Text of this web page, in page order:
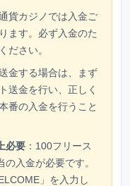
貨カジノでは入金ご
ます。必ず入金のた
ださい。
金する場合は、まず
送金を行い、正しく
番の入金を行うこと
必要 ：100フリース
入金が必要です。
」を入力し